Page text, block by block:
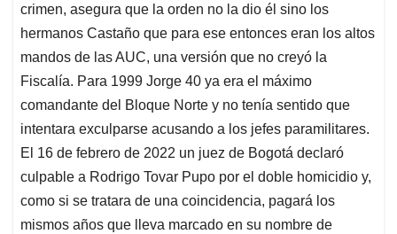
crimen, asegura que la orden no la dio él sino los
hermanos Castaño que para ese entonces eran los altos
mandos de las AUC, una versión que no creyó la
Fiscalía. Para 1999 Jorge 40 ya era el máximo
comandante del Bloque Norte y no tenía sentido que
intentara exculparse acusando a los jefes paramilitares.
El 16 de febrero de 2022 un juez de Bogotá declaró
culpable a Rodrigo Tovar Pupo por el doble homicidio y,
como si se tratara de una coincidencia, pagará los
mismos años que lleva marcado en su nombre de